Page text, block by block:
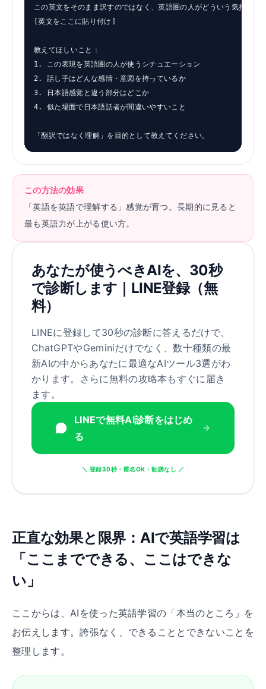
この英文をそのまま訳すのではなく、英語圏の人がどういう気持ちで
[英文をここに貼り付け]
教えてほしいこと：
1. この表現を英語圏の人が使うシチュエーション
2. 話し手はどんな感情・意図を持っているか
3. 日本語感覚と違う部分はどこか
4. 似た場面で日本語話者が間違いやすいこと
「翻訳ではなく理解」を目的として教えてください。
この方法の効果
「英語を英語で理解する」感覚が育つ。長期的に見ると
最も英語力が上がる使い方。
あなたが使うべきAIを、30秒
で診断します｜LINE登録（無
料）
LINEに登録して30秒の診断に答えるだけで、
ChatGPTやGeminiだけでなく、数十種類の最
新AIの中からあなたに最適なAIツール3選がわ
かります。さらに無料の攻略本もすぐに届き
ます。
LINEで無料AI診断をはじめ
る
＼ 登録30秒・匿名OK・勧誘なし ／
正直な効果と限界：AIで英語学習は
「ここまでできる、ここはできな
い」
ここからは、AIを使った英語学習の「本当のところ」を
お伝えします。誇張なく、できることとできないことを
整理します。